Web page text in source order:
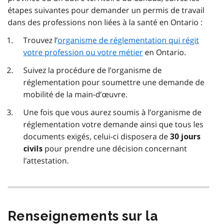
étapes suivantes pour demander un permis de travail
dans des professions non liées à la santé en Ontario :
Trouvez l’organisme de réglementation qui régit
votre profession ou votre métier en Ontario.
Suivez la procédure de l’organisme de
réglementation pour soumettre une demande de
mobilité de la main-d’œuvre.
Une fois que vous aurez soumis à l’organisme de
réglementation votre demande ainsi que tous les
documents exigés, celui-ci disposera de 30 jours
civils pour prendre une décision concernant
l’attestation.
Renseignements sur la